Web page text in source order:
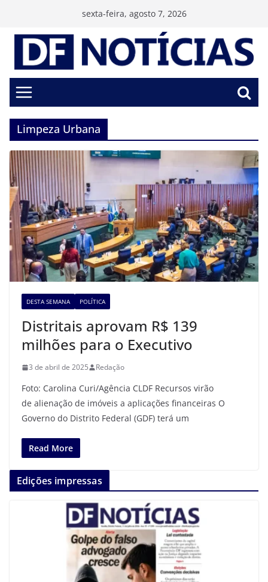
conteúdo
sexta-feira, agosto 7, 2026
Limpeza Urbana
DESTA SEMANA POLÍTICA
Distritais aprovam R$ 139
milhões para o Executivo
3 de abril de 2025 Redação
Foto: Carolina Curi/Agência CLDF Recursos virão
de alienação de imóveis a aplicações financeiras O
Governo do Distrito Federal (GDF) terá um
Read More
Edições impressas